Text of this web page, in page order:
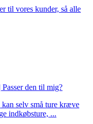
til vores kunder, så alle
den til mig?
selv små ture kræve
indkøbsture, ...